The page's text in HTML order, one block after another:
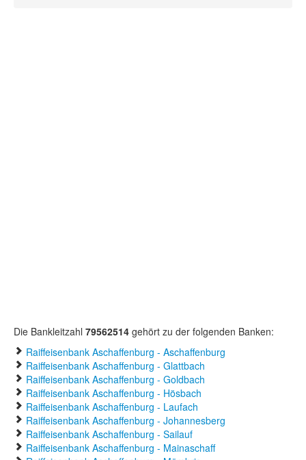
Die Bankleitzahl 79562514 gehört zu der folgenden Banken:
Raiffeisenbank Aschaffenburg - Aschaffenburg
Raiffeisenbank Aschaffenburg - Glattbach
Raiffeisenbank Aschaffenburg - Goldbach
Raiffeisenbank Aschaffenburg - Hösbach
Raiffeisenbank Aschaffenburg - Laufach
Raiffeisenbank Aschaffenburg - Johannesberg
Raiffeisenbank Aschaffenburg - Sailauf
Raiffeisenbank Aschaffenburg - Mainaschaff